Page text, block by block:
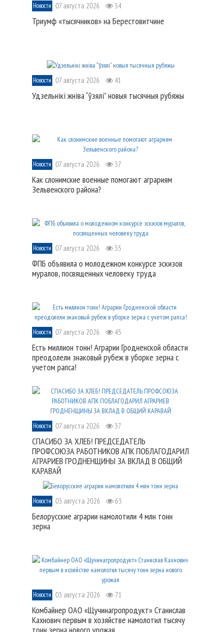
Новости 07 августа 2026 34
Триумф «тысячников» на Берестовитчине
Новости 07 августа 2026 41
Удзельнікі жніва “ўзялі” новыя тысячныя рубяжы
Новости 07 августа 2026 37
Как слонимские военные помогают аграриям
Зельвенского района?
Новости 07 августа 2026 35
ФПБ объявила о молодежном конкурсе эскизов
муралов, посвященных человеку труда
Новости 07 августа 2026 45
Есть миллион тонн! Аграрии Гродненской области
преодолели знаковый рубеж в уборке зерна с
учетом рапса!
Новости 07 августа 2026 37
СПАСИБО ЗА ХЛЕБ! ПРЕДСЕДАТЕЛЬ
ПРОФСОЮЗА РАБОТНИКОВ АПК ПОБЛАГОДАРИЛ
АГРАРИЕВ ГРОДНЕНЩИНЫ ЗА ВКЛАД В ОБЩИЙ
КАРАВАЙ
Новости 03 августа 2026 63
Белорусские аграрии намолотили 4 млн тонн
зерна
Новости 03 августа 2026 71
Комбайнер ОАО «Щучинагропродукт» Станислав
Кахнович первым в хозяйстве намолотил тысячу
тонн зерна нового урожая